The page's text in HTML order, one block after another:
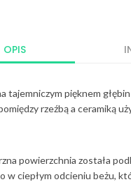
OPIS
pięknem
rzeźbą a ceramiką
powierzchnia została
ciepłym odcieniu beżu,